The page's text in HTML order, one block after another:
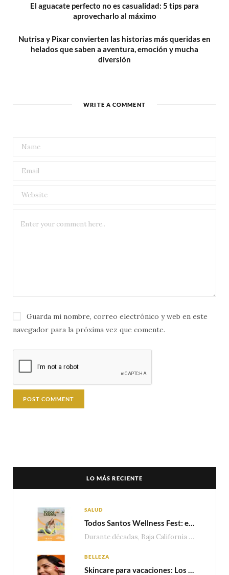
El aguacate perfecto no es casualidad: 5 tips para
aprovecharlo al máximo
Nutrisa y Pixar convierten las historias más queridas en
helados que saben a aventura, emoción y mucha
diversión
WRITE A COMMENT
Guarda mi nombre, correo electrónico y web en este
navegador para la próxima vez que comente.
LO MÁS RECIENTE
SALUD
Todos Santos Wellness Fest: el evento de bienestar que está transformando a Baja California Sur en un nuevo referente para el turismo wellness
Durante décadas, Baja California Sur ha sido reconocido por sus playas, hoteles de lujo y…
BELLEZA
Skincare para vacaciones: Los do’s and dont’s para cuidar tu piel